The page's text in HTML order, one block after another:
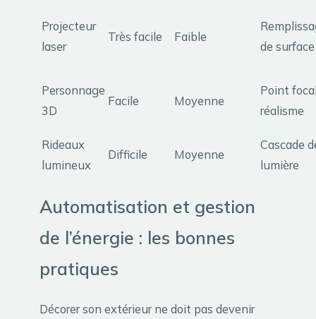
Projecteur
laser
Très facile Faible
de surface
Personnage
3D
Facile Moyenne
Point
réalisme
Rideaux
lumineux
Difficile Moyenne
Cascade
lumière
Automatisation et gestion
de l’énergie : les bonnes
pratiques
Décorer son extérieur ne doit pas devenir